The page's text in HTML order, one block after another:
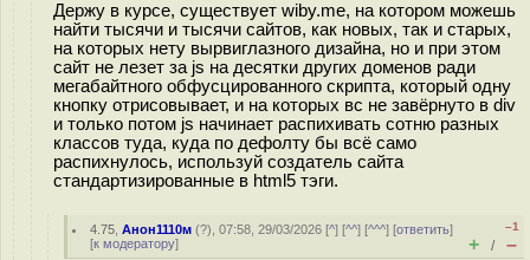
Держу в курсе, существует wiby.me, на котором можешь
найти тысячи и тысячи сайтов, как новых, так и старых,
на которых нету вырвиглазного дизайна, но и при этом
сайт не лезет за js на десятки других доменов ради
мегабайтного обфусцированного скрипта, который одну
кнопку отрисовывает, и на которых вс не завёрнуто в div
и только потом js начинает распихивать сотню разных
классов туда, куда по дефолту бы всё само
распихнулось, используй создатель сайта
стандартизированные в html5 тэги.
4.75 ,Анон1110м (?), 07:58, 29/03/2026 [^] [^^] [^^^] [ответить]
[к модератору]
–1
+ / –